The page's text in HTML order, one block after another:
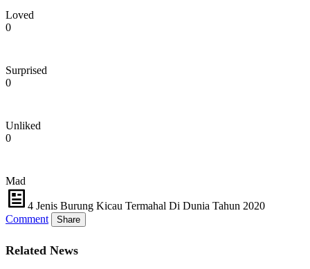
Loved
0
Surprised
0
Unliked
0
Mad
4 Jenis Burung Kicau Termahal Di Dunia Tahun 2020
Comment
Share
Related News